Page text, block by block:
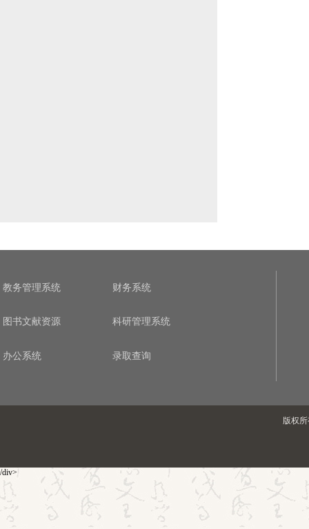
教务管理系统 财务系统
图书文献资源 科研管理系统
办公系统 录取查询
版权
/div>